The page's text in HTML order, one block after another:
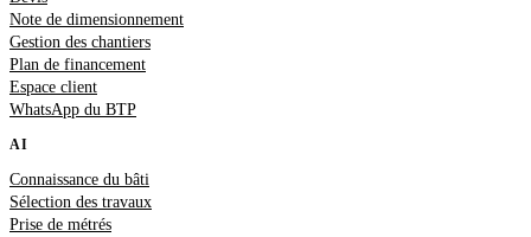
Note de dimensionnement
Gestion des chantiers
Plan de financement
Espace client
WhatsApp du BTP
AI
Connaissance du bâti
Sélection des travaux
Prise de métrés